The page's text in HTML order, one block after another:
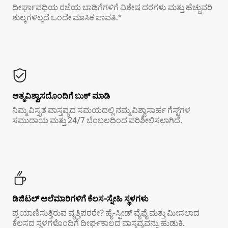
ದೀರ್ಘಾವಧಿಯ ರಜೆಯ ಬಾಡಿಗೆಗಳಿಗೆ ವಿಶೇಷ ದರಗಳು ಮತ್ತು ಹೆಚ್ಚುವರಿ
ಶುಲ್ಕಗಳಿಲ್ಲದೆ ಒಂದೇ ಮಾಸಿಕ ಪಾವತಿ.*
ಆತ್ಮವಿಶ್ವಾಸದೊಂದಿಗೆ ಬುಕ್ ಮಾಡಿ
ನಿಮ್ಮ ವಿಸ್ತೃತ ವಾಸ್ತವ್ಯದ ಸಮಯದಲ್ಲಿ ನಮ್ಮ ವಿಶ್ವಾಸಾರ್ಹ ಗೆಸ್ಟ್‌ಗಳ
ಸಮುದಾಯ ಮತ್ತು 24/7 ಬೆಂಬಲದಿಂದ ಪರಿಶೀಲಿಸಲಾಗಿದೆ.
ಡಿಜಿಟಲ್ ಅಲೆಮಾರಿಗಳಿಗೆ ಕೆಲಸ-ಸ್ನೇಹಿ ಸ್ಥಳಗಳು
ಪ್ರಯಾಣಿಸುತ್ತಿರುವ ವೃತ್ತಿಪರರೇ? ಹೈ-ಸ್ಪೀಡ್ ವೈಫೈ ಮತ್ತು ಮೀಸಲಾದ
ಕೆಲಸದ ಸ್ಥಳಗಳೊಂದಿಗೆ ದೀರ್ಘಕಾಲದ ವಾಸ್ತವ್ಯವನ್ನು ಹುಡುಕಿ.